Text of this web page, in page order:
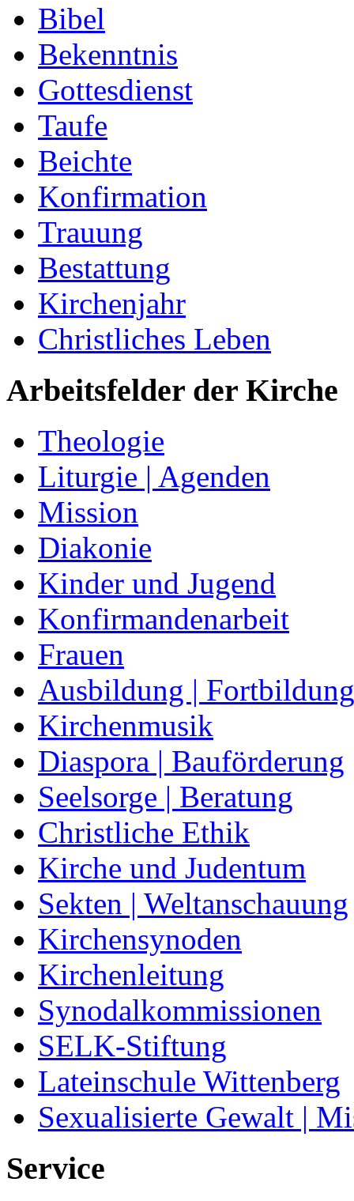
Bibel
Bekenntnis
Gottesdienst
Taufe
Beichte
Konfirmation
Trauung
Bestattung
Kirchenjahr
Christliches Leben
Arbeitsfelder der Kirche
Theologie
Liturgie | Agenden
Mission
Diakonie
Kinder und Jugend
Konfirmandenarbeit
Frauen
Ausbildung | Fortbildung
Kirchenmusik
Diaspora | Bauförderung
Seelsorge | Beratung
Christliche Ethik
Kirche und Judentum
Sekten | Weltanschauung
Kirchensynoden
Kirchenleitung
Synodalkommissionen
SELK-Stiftung
Lateinschule Wittenberg
Sexualisierte Gewalt |
Service